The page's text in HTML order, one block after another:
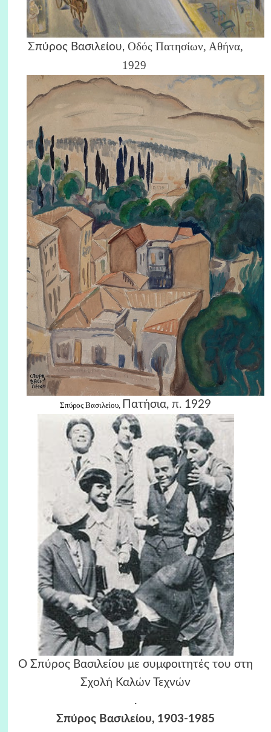
Σπύρος Βασιλείου, Οδός Πατησίων, Αθήνα,
1929
Σπύρος Βασιλείου, Πατήσια, π. 1929
Ο Σπύρος Βασιλείου με συμφοιτητές του στη
Σχολή Καλών Τεχνών
.
Σπύρος Βασιλείου, 1903-1985